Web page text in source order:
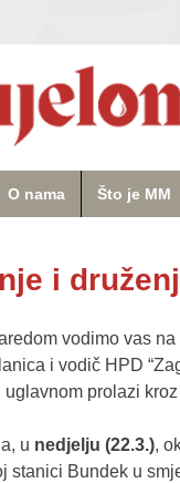
O nama Što je MM
i
vodimo vas na
i vodič HPD
uglavnom prolazi
u nedjelju (22.3.),
stanici Bundek u